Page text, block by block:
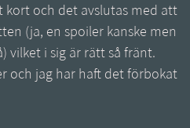
kort och det avslutas med att
(ja, en spoiler kanske men
vilket i sig är rätt så fränt.
och jag har haft det förbokat